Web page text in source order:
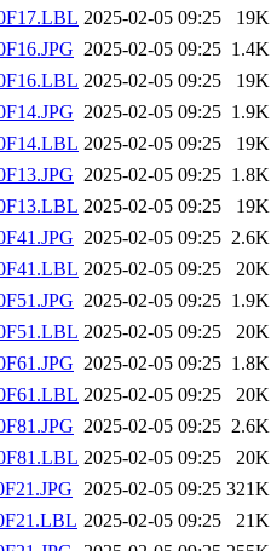
2025-02-05 09:25
19K
2025-02-05 09:25 1.4K
2025-02-05 09:25
19K
2025-02-05 09:25 1.9K
2025-02-05 09:25
19K
2025-02-05 09:25 1.8K
2025-02-05 09:25
19K
2025-02-05 09:25 2.6K
2025-02-05 09:25
20K
2025-02-05 09:25 1.9K
2025-02-05 09:25
20K
2025-02-05 09:25 1.8K
2025-02-05 09:25
20K
2025-02-05 09:25 2.6K
2025-02-05 09:25
20K
2025-02-05 09:25 321K
2025-02-05 09:25
21K